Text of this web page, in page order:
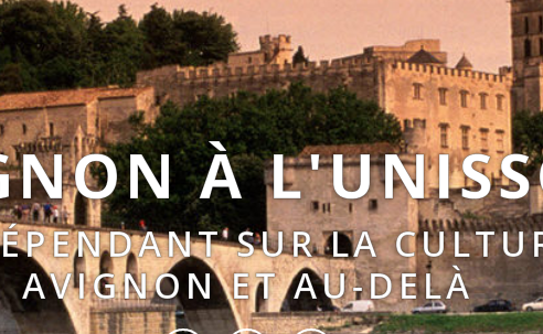
À
SUR LA
AVIGNON ET AU-DELÀ